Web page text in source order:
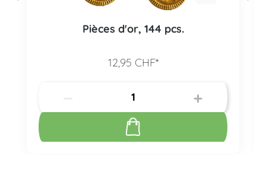
Pièces d'or, 144 pcs.
12,95 CHF*